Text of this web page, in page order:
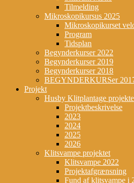
Tilmelding
Mikroskopikursus 2025
Mikroskopikurset
Program
Tidsplan
Begynderkurser 2022
Begynderkurser 2019
Begynderkurser 2018
BEGYNDERKURSer
Projekt
Husby Klitplantage
Projektbeskrivelse
2023
2024
2025
2026
Klitsvampe projektet
Klitsvampe 2022
Projektafgrænsning
Fund af klitsvampe i